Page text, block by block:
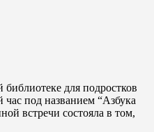
для подростков
под названием “Азбука
встречи состояла в том,